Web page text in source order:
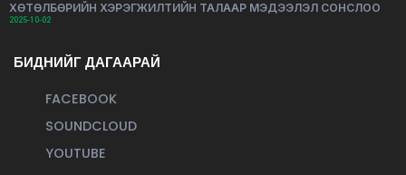
ХӨТӨЛБӨРИЙН ХЭРЭГЖИЛТИЙН ТАЛААР МЭДЭЭЛЭЛ СОНСЛОО
2025-10-02
БИДНИЙГ ДАГААРАЙ
FACEBOOK
SOUNDCLOUD
YOUTUBE